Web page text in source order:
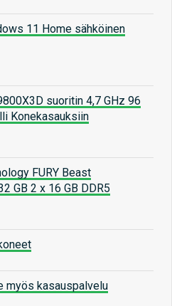
11 Home sähköinen
suoritin 4,7 GHz 96
Konekasauksiin
FURY Beast
GB 2 x 16 GB DDR5
myös kasauspalvelu